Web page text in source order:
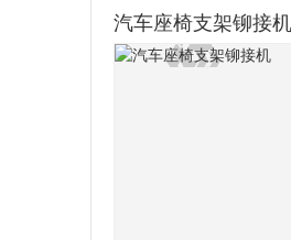
汽车制动踏板总成数